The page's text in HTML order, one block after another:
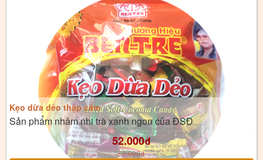
Kẹo dừa dẻo thập cẩm
Sản phẩm nhâm nhi trà xanh ngon của ĐSĐ
52.000đ
52.000đ